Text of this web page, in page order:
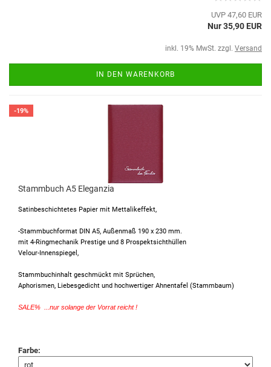
UVP 47,60 EUR
Nur 35,90 EUR
inkl. 19% MwSt. zzgl. Versand
IN DEN WARENKORB
-19%
Stammbuch A5 Eleganzia
Satinbeschichtetes Papier mit Mettalikeffekt,
-Stammbuchformat DIN A5, Außenmaß 190 x 230 mm.
mit 4-Ringmechanik Prestige und 8 Prospektsichthüllen
Velour-Innenspiegel,
Stammbuchinhalt geschmückt mit Sprüchen,
Aphorismen, Liebesgedicht und hochwertiger Ahnentafel (Stammbaum)
SALE% ...nur solange der Vorrat reicht !
Farbe: